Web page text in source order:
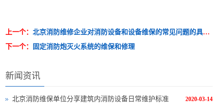
上一个：北京消防维修企业对消防设备和设备维保的常见问题的具体分析
下一个：
固定消防炮灭火系统的维保和修理
新闻资讯
2020-03-14
北京消防维保单位分享建筑内消防设备日常维护标准